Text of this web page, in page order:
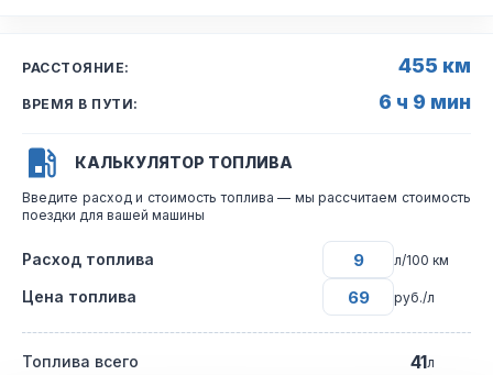
РАССТОЯНИЕ: 455 км
ВРЕМЯ В ПУТИ: 6 ч 9 мин
КАЛЬКУЛЯТОР ТОПЛИВА
Введите расход и стоимость топлива — мы рассчитаем стоимость
поездки для вашей машины
Расход топлива л/100 км
Цена топлива руб./л
Топлива всего 41л